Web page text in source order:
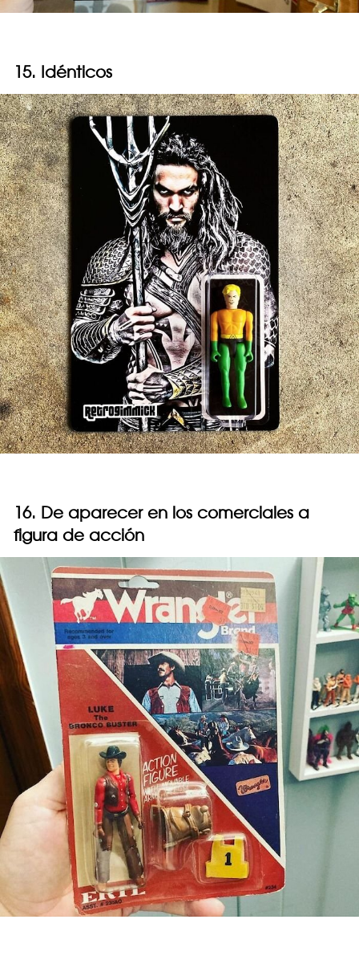
15. Idénticos
16. De aparecer en los comerciales a
figura de acción